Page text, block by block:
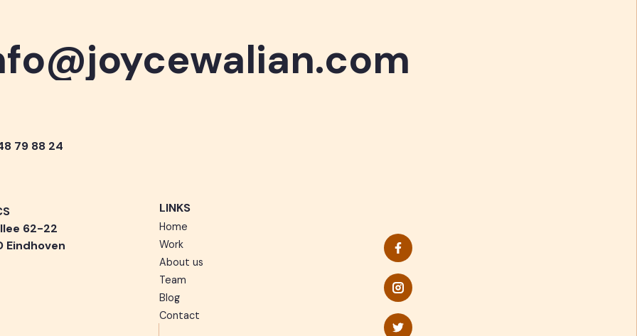
79 88 24
62-22
Eindhoven
LINKS
Home
Work
About us
Team
Blog
Contact